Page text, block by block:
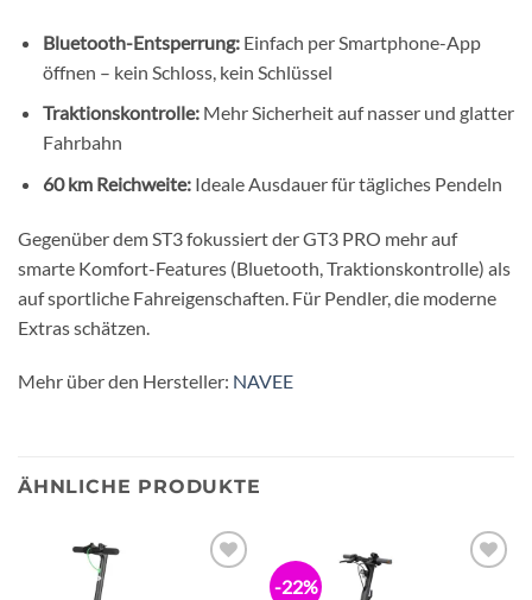
Bluetooth-Entsperrung:Einfach per Smartphone-App
öffnen – kein Schloss, kein Schlüssel
Traktionskontrolle:Mehr Sicherheit auf nasser und glatter
Fahrbahn
60 km Reichweite:Ideale Ausdauer für tägliches Pendeln
Gegenüber dem ST3 fokussiert der GT3 PRO mehr auf
smarte Komfort-Features (Bluetooth, Traktionskontrolle) als
auf sportliche Fahreigenschaften. Für Pendler, die moderne
Extras schätzen.
Mehr über den Hersteller: NAVEE
ÄHNLICHE PRODUKTE
-22%